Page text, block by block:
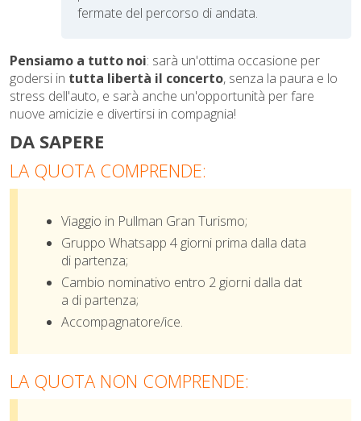
fermate del percorso di andata.
Pensiamo a tutto noi: sarà un'ottima occasione per
godersi in tutta libertà il concerto, senza la paura e lo
stress dell'auto, e sarà anche un'opportunità per fare
nuove amicizie e divertirsi in compagnia!
DA SAPERE
LA QUOTA COMPRENDE:
Viaggio in Pullman Gran Turismo;
Gruppo Whatsapp 4 giorni prima dalla data
di partenza;
Cambio nominativo entro 2 giorni dalla dat
a di partenza;
Accompagnatore/ice.
LA QUOTA NON COMPRENDE: